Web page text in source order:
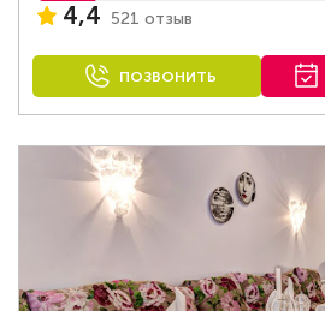
4,4 521 отзыв
ПОЗВОНИТЬ